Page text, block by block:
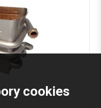
cookies